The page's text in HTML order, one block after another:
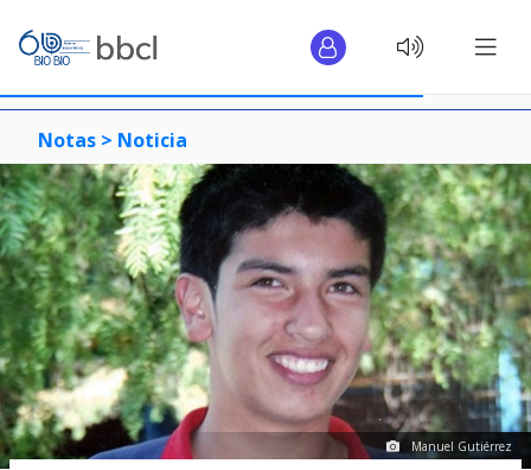
Notas > Noticia
Manuel Gutiérrez